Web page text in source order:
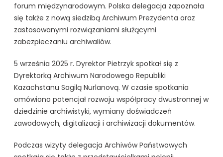
forum międzynarodowym. Polska delegacja zapoznała
się także z nową siedzibą Archiwum Prezydenta oraz
zastosowanymi rozwiązaniami służącymi
zabezpieczaniu archiwaliów.
5 września 2025 r. Dyrektor Pietrzyk spotkał się z
Dyrektorką Archiwum Narodowego Republiki
Kazachstanu Sagilą Nurlanovą. W czasie spotkania
omówiono potencjał rozwoju współpracy dwustronnej w
dziedzinie archiwistyki, wymiany doświadczeń
zawodowych, digitalizacji i archiwizacji dokumentów.
Podczas wizyty delegacja Archiwów Państwowych